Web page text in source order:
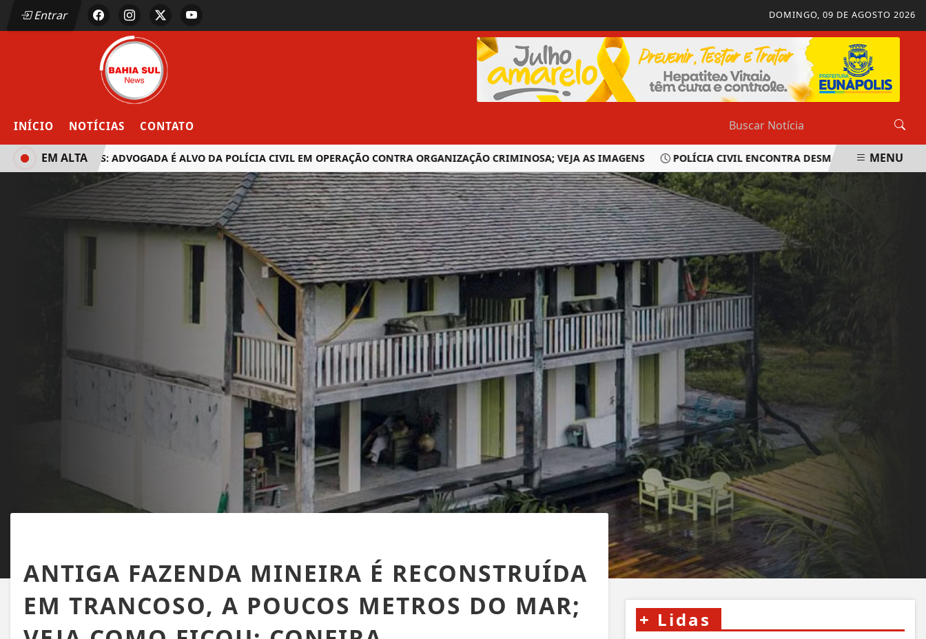
Entrar DOMINGO, 09 DE AGOSTO 2026
INÍCIO NOTÍCIAS CONTATO
EUNÁPOLIS: ADVOGADA É ALVO DA POLÍCIA CIVIL EM OPERAÇÃO CONTRA ORGANIZAÇÃO CRIMINOSA; VEJA AS IMAGENS POLÍCIA CIVIL ENCONTRA DESMANCHE DURANTE
EM ALTA MENU
ANTIGA FAZENDA MINEIRA É RECONSTRUÍDA
EM TRANCOSO, A POUCOS METROS DO MAR;
+ Lidas